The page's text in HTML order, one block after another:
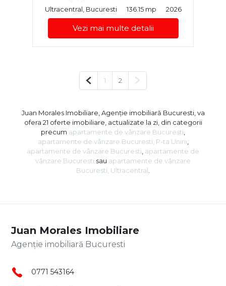
Ultracentral, Bucuresti
136.15 mp 2026
Vezi mai multe detalii
Pagina anterioară
1 2
Juan Morales Imobiliare, Agenție imobiliară Bucuresti, va
ofera 21 oferte imobiliare, actualizate la zi, din categorii
precum apartamente de vânzare Bucuresti
apartamente de vânzare Bucuresti, P-ta Unirii
apartamente de vânzare Bucuresti apartamente de
vânzare Bucuresti sau apartamente de vânzare
Bucuresti, Ultracentral
Juan Morales Imobiliare
Agenție imobiliară Bucuresti
0771 543164